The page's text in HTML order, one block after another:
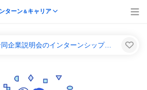
ターン＆キャリア
一関市 建築設計 合同企業説明会のインターンシップ＆キャリア一覧